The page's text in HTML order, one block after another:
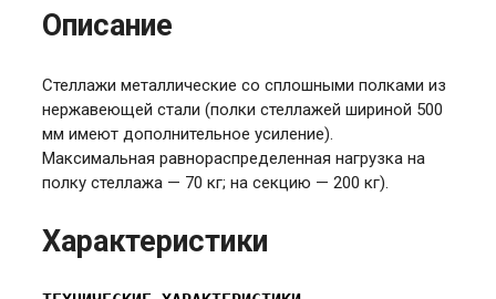
Описание
Стеллажи металлические со сплошными полками из
нержавеющей стали (полки стеллажей шириной 500
мм имеют дополнительное усиление).
Максимальная равнораспределенная нагрузка на
полку стеллажа — 70 кг; на секцию — 200 кг).
Характеристики